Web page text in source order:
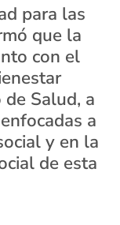
para las
que la
con el
Salud, a
a
y en la
de esta